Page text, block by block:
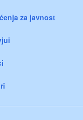
za javnost